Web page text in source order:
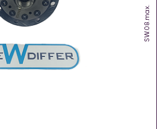
SW.08.max.